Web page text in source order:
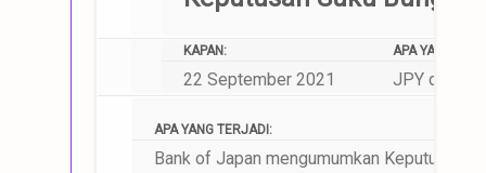
KAPAN: APA YANG
22 September 2021 JPY dan
APA YANG TERJADI:
Bank of Japan mengumumkan Keputusan